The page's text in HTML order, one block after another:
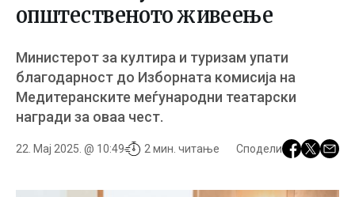
општественото живеење
Министерот за култира и туризам упати
благодарност до Изборната комисија на
Медитеранските меѓународни театарски
награди за оваа чест.
22. Мај 2025. @ 10:49 2 мин. читање Сподели